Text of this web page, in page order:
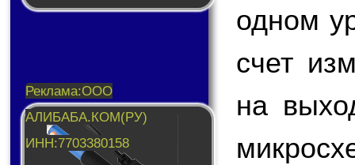
одном
счет
на